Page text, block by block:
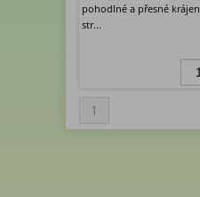
pohodlné a přesné
str...
1